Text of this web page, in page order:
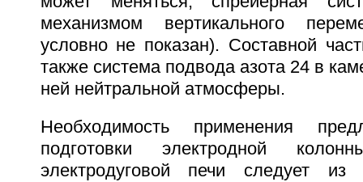
механизмом вертикального
условно не показан). Составной
также система подвода азота 24 в
ней нейтральной атмосферы.
Необходимость применения
подготовки электродной
электродуговой печи следует